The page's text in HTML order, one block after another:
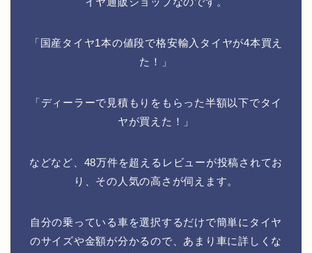
「国産タイヤ1本の値段で格安輸入タイヤが4本買え
た！」
「ディーラーで見積もりをもらった半額以下でタイ
ヤが買えた！」
などなど、48万件を超えるレビューが投稿されてお
り、その人気の高さが伺えます。
自分の乗っている車を選択するだけで簡単にタイヤ
のサイズや金額が分かるので、あまり車に詳しくな